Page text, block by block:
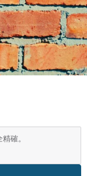
確。